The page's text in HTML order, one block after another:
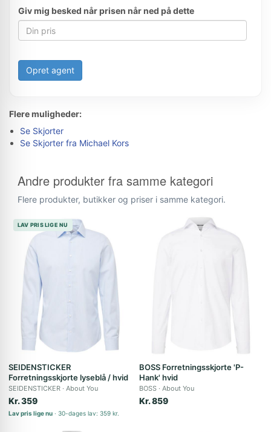
Giv mig besked når prisen når ned på dette
Opret agent
Flere muligheder:
Se Skjorter
Se Skjorter fra Michael Kors
Andre produkter fra samme kategori
Flere produkter, butikker og priser i samme kategori.
LAV PRIS LIGE NU
SEIDENSTICKER
Forretningsskjorte lyseblå / hvid
SEIDENSTICKER About You
Kr. 359
Lav pris lige nu 30-dages lav: 359 kr.
BOSS Forretningsskjorte 'P-
Hank' hvid
BOSS About You
Kr. 859